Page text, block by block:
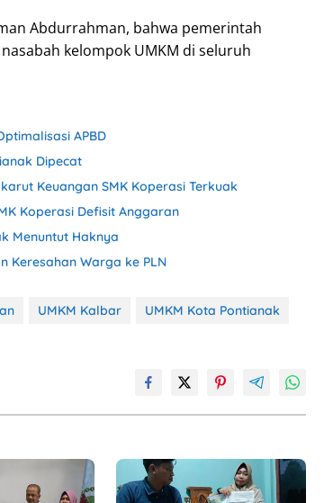
Abdurrahman, bahwa pemerintah
kelompok UMKM di seluruh
APBD
Dipecat
Keuangan SMK Koperasi Terkuak
Koperasi Defisit Anggaran
Menuntut Haknya
Keresahan Warga ke PLN
UMKM Kalbar UMKM Kota Pontianak